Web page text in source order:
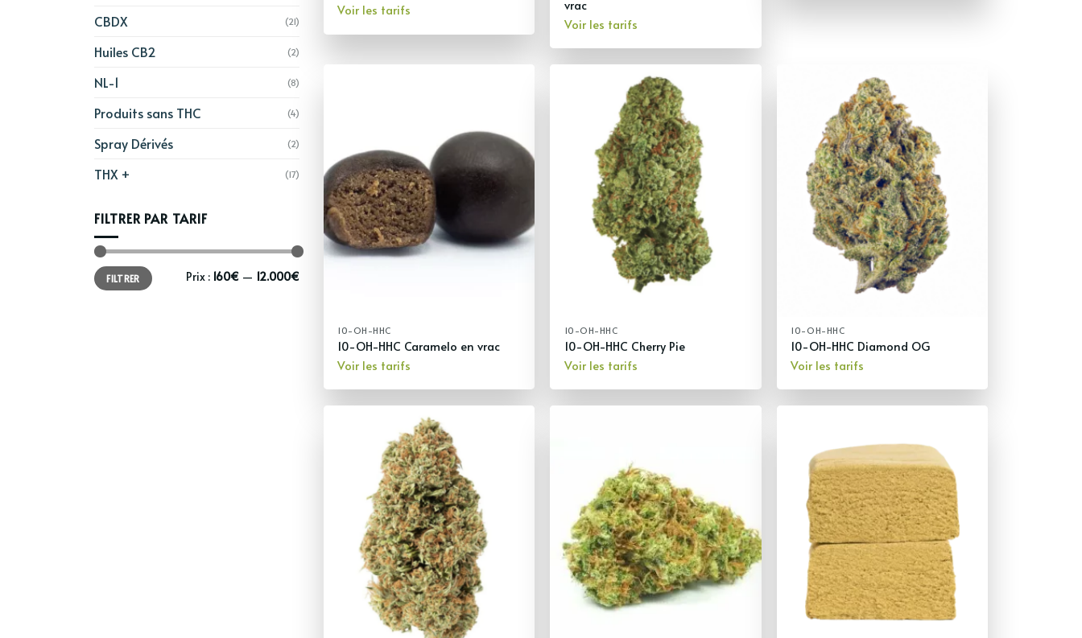
CBDX (21)
Huiles CB2 (2)
NL-1 (8)
Produits sans THC (4)
Spray Dérivés (2)
THX + (17)
FILTRER PAR TARIF
Prix
min
Prix
maxFILTRER Prix : 160€ — 12.000€
Voir les tarifs
vrac
Voir les tarifs
10-OH-HHC
10-OH-HHC Caramelo en vrac
Voir les tarifs
10-OH-HHC
10-OH-HHC Cherry Pie
Voir les tarifs
10-OH-HHC
10-OH-HHC Diamond OG
Voir les tarifs